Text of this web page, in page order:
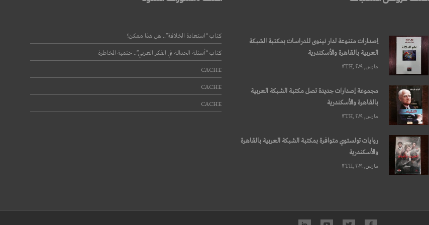
كتاب “استعادة الخلافة”.. هل هذا ممكن؟
كتاب “أسئلة الحداثة في الفكر العربي”.. حتمية المخاطرة
CACHE
CACHE
CACHE
إصدارات متنوعة لدار نينوى للدراسات بمكتبة الشبكة
العربية بالقاهرة والأسكندرية
مارس, ۱۲TH, ۲۰۱۹
مجموعة إصدارات جديدة تصل مكتبة الشبكة العربية
بالقاهرة والأسكندرية
مارس, ۱۲TH, ۲۰۱۹
روايات تولستوي متوافرة بمكتبة الشبكة العربية بالقاهرة
والأسكندرية
مارس, ۱۲TH, ۲۰۱۹